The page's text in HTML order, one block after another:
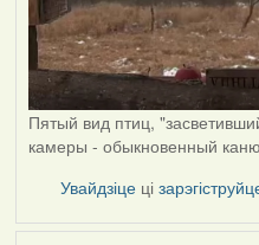
Пятый вид птиц,
камеры - обыкновенный
Увайдзіце ці